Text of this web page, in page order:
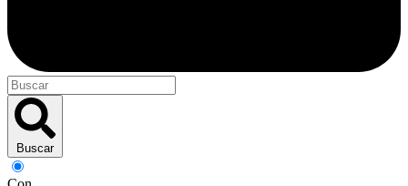
Buscar